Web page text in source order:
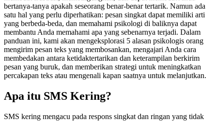
bertanya-tanya apakah seseorang benar-benar tertarik. Namun ada
satu hal yang perlu diperhatikan: pesan singkat dapat memiliki arti
yang berbeda-beda, dan memahami psikologi di baliknya dapat
membantu Anda memahami apa yang sebenarnya terjadi. Dalam
panduan ini, kami akan mengeksplorasi 5 alasan psikologis orang
mengirim pesan teks yang membosankan, mengajari Anda cara
membedakan antara ketidaktertarikan dan keterampilan berkirim
pesan yang buruk, dan memberikan strategi untuk meningkatkan
percakapan teks atau mengenali kapan saatnya untuk melanjutkan.
Apa itu SMS Kering?
SMS kering mengacu pada respons singkat dan ringan yang tidak